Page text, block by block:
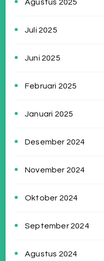
Agustus 2025
Juli 2025
Juni 2025
Februari 2025
Januari 2025
Desember 2024
November 2024
Oktober 2024
September 2024
Agustus 2024